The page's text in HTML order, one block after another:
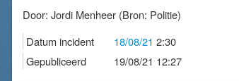
Door: Jordi Menheer (Bron: Politie)
Datum incident
18/08/21 2:30
Gepubliceerd
19/08/21 12:27